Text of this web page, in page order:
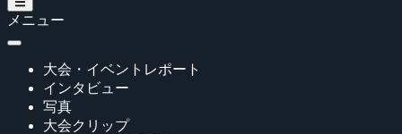
メニュー
大会・イベントレポート
インタビュー
写真
大会クリップ